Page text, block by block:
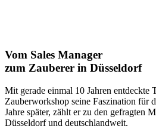
Vom Sales Manager
zum Zauberer in Düsseldorf
Mit gerade einmal 10 Jahren entdeckte
Zauberworkshop seine Faszination für
Jahre später, zählt er zu den gefragten
Düsseldorf und deutschlandweit.